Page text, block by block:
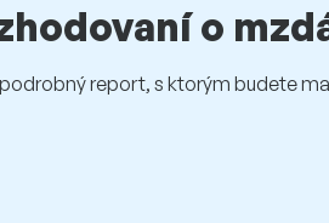
o
report, s ktorým budete